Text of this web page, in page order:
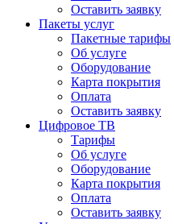
Оставить заявку
Пакеты услуг
Пакетные тарифы
Об услуге
Оборудование
Карта покрытия
Оплата
Оставить заявку
Цифровое ТВ
Тарифы
Об услуге
Оборудование
Карта покрытия
Оплата
Оставить заявку